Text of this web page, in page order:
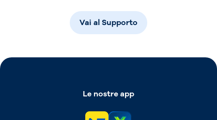
Vai al Supporto
Le nostre app